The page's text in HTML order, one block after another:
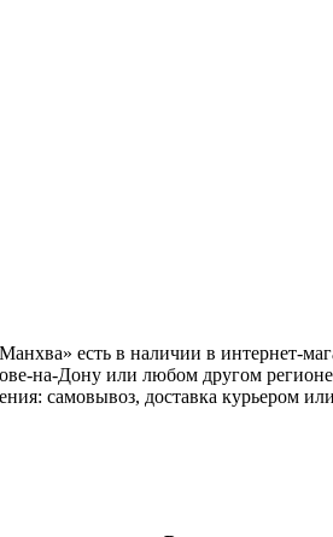
есть в наличии в интернет-
на-Дону или любом другом
самовывоз, доставка курьером